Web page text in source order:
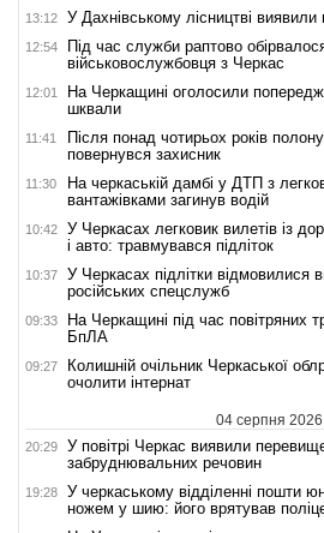
13:12 У Дахнівському лісництві виявили
12:54
Під час служби раптово
військовослужбовця з Черкас
12:01
На Черкащині оголосили
шквали
11:41
Після понад чотирьох років
повернувся захисник
11:30
На черкаській дамбі у ДТП з
вантажівками загинув водій
10:42
У Черкасах легковик вилетів із
і авто: травмувався підліток
10:37
У Черкасах підлітки відмовилися
російських спецслужб
09:33
На Черкащині під час повітряних
БпЛА
09:27
Колишній очільник Черкаської
очолити інтернат
04 серпня 2026
20:29
У повітрі Черкас виявили
забруднювальних речовин
19:28
У черкаському відділенні пошти
ножем у шию: його врятував